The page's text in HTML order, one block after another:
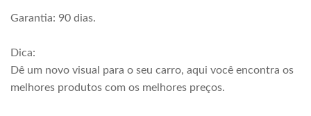
Garantia: 90 dias.
Dica:
Dê um novo visual para o seu carro, aqui você encontra os
melhores produtos com os melhores preços.